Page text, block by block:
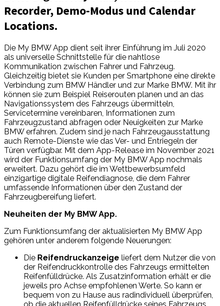
Recorder, Demo-Modus und Calendar
Locations.
Die My BMW App dient seit ihrer Einführung im Juli 2020
als universelle Schnittstelle für die nahtlose
Kommunikation zwischen Fahrer und Fahrzeug.
Gleichzeitig bietet sie Kunden per Smartphone eine direkte
Verbindung zum BMW Händler und zur Marke BMW. Mit ihr
können sie zum Beispiel Reiserouten planen und an das
Navigationssystem des Fahrzeugs übermitteln,
Servicetermine vereinbaren, Informationen zum
Fahrzeugzustand abfragen oder Neuigkeiten zur Marke
BMW erfahren. Zudem sind je nach Fahrzeugausstattung
auch Remote-Dienste wie das Ver- und Entriegeln der
Türen verfügbar. Mit dem App-Release im November 2021
wird der Funktionsumfang der My BMW App nochmals
erweitert. Dazu gehört die im Wettbewerbsumfeld
einzigartige digitale Reifendiagnose, die dem Fahrer
umfassende Informationen über den Zustand der
Fahrzeugbereifung liefert.
Neuheiten der My BMW App.
Zum Funktionsumfang der aktualisierten My BMW App
gehören unter anderem folgende Neuerungen:
Die Reifendruckanzeige liefert dem Nutzer die von
der Reifendruckkontrolle des Fahrzeugs ermittelten
Reifenfülldrücke. Als Zusatzinformation erhält er die
jeweils pro Achse empfohlenen Werte. So kann er
bequem von zu Hause aus radindividuell überprüfen,
ob die aktuellen Reifenfülldrücke seines Fahrzeugs